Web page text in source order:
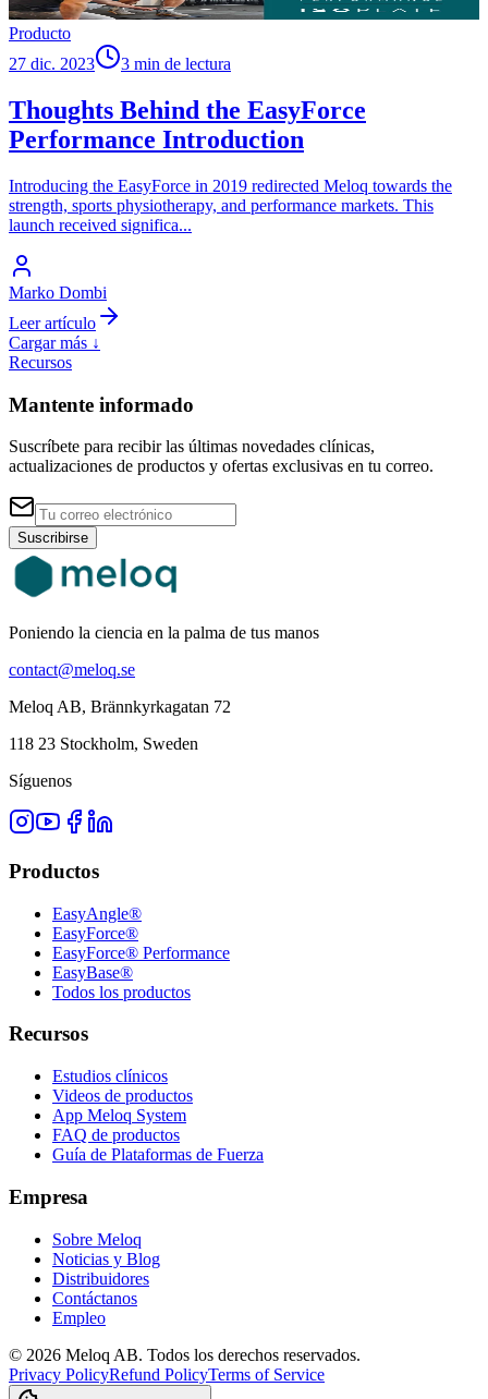
Producto
27 dic. 2023
3 min de lectura
Thoughts Behind the EasyForce
Performance Introduction
Introducing the EasyForce in 2019 redirected Meloq towards the
strength, sports physiotherapy, and performance markets. This
launch received significa...
Marko Dombi
Leer artículo
Cargar más ↓
Recursos
Mantente informado
Suscríbete para recibir las últimas novedades clínicas,
actualizaciones de productos y ofertas exclusivas en tu correo.
Suscribirse
Poniendo la ciencia en la palma de tus manos
contact@meloq.se
Meloq AB, Brännkyrkagatan 72
118 23 Stockholm, Sweden
Síguenos
Productos
EasyAngle®
EasyForce®
EasyForce® Performance
EasyBase®
Todos los productos
Recursos
Estudios clínicos
Videos de productos
App Meloq System
FAQ de productos
Guía de Plataformas de Fuerza
Empresa
Sobre Meloq
Noticias y Blog
Distribuidores
Contáctanos
Empleo
© 2026 Meloq AB. Todos los derechos reservados.
Privacy PolicyRefund PolicyTerms of Service